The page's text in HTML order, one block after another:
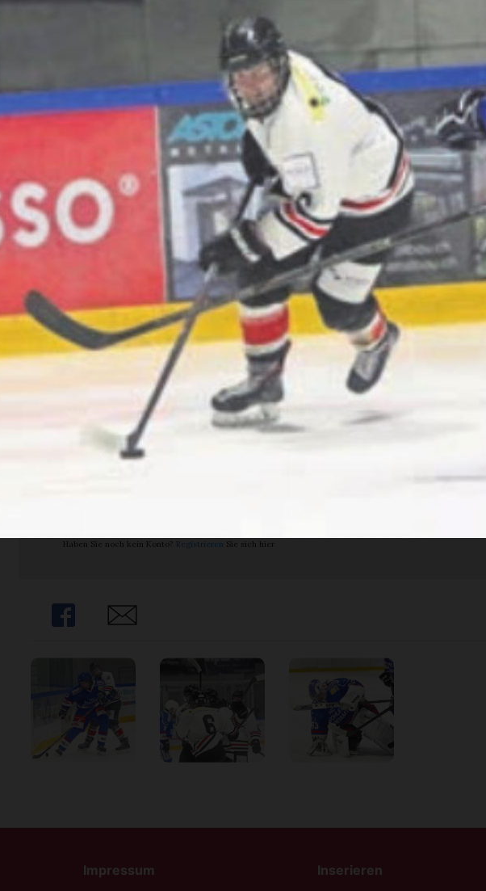
Fi-Gö (links) behält gegen Wohlen die Oberhand.
Favorit setzt sich durch
Fi-Gö siegt im Eishockey-Derby
Die Überraschung im Freiämter Eishockey-Derby bleibt
Wohlen Freiamt zeigt zwar gegen den HC Fischbach-
Leistung, doch der Favorit beweist seine ...
Möchten Sie
weiterlesen?
Ja. Ich bin
Abonnent.
Haben Sie noch kein Konto? Registrieren Sie sich hier
Ja. Ich
ein Abo.
Share Share
Impressum Inserieren